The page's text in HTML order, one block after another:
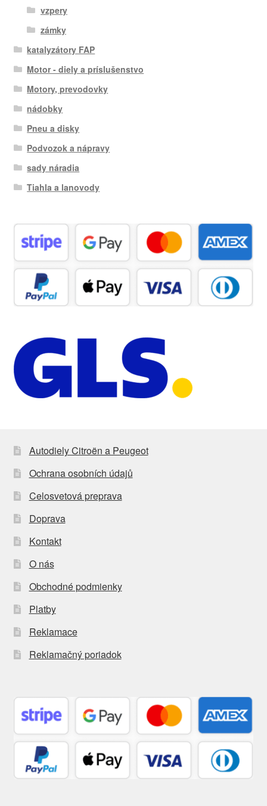
vzpery
zámky
katalyzátory FAP
Motor - diely a príslušenstvo
Motory, prevodovky
nádobky
Pneu a disky
Podvozok a nápravy
sady náradia
Tiahla a lanovody
Autodiely Citroën a Peugeot
Ochrana osobních údajů
Celosvetová preprava
Doprava
Kontakt
O nás
Obchodné podmienky
Platby
Reklamace
Reklamačný poriadok